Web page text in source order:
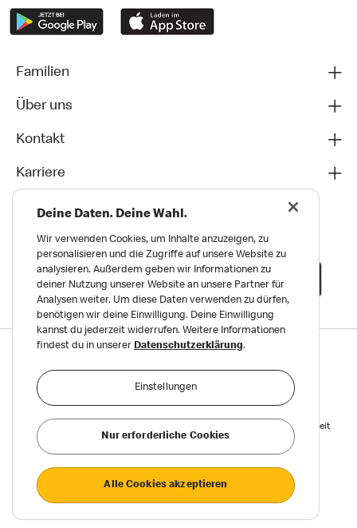
Familien
Über uns
Kontakt
Karriere
Datenschutz
Reports on Human and Environmental Rights Erklärung zur Barrierefreiheit
Privatsphäre Einstellungen
©2026 McDonald’s. Alle Rechte vorbehalten.
Deine Daten. Deine Wahl.
Wir verwenden Cookies, um Inhalte anzuzeigen, zu
personalisieren und die Zugriffe auf unsere Website zu
analysieren. Außerdem geben wir Informationen zu
deiner Nutzung unserer Website an unsere Partner für
Analysen weiter. Um diese Daten verwenden zu dürfen,
benötigen wir deine Einwilligung. Deine Einwilligung
kannst du jederzeit widerrufen. Weitere Informationen
findest du in unserer Datenschutzerklärung.
Einstellungen
Nur erforderliche Cookies
Alle Cookies akzeptieren